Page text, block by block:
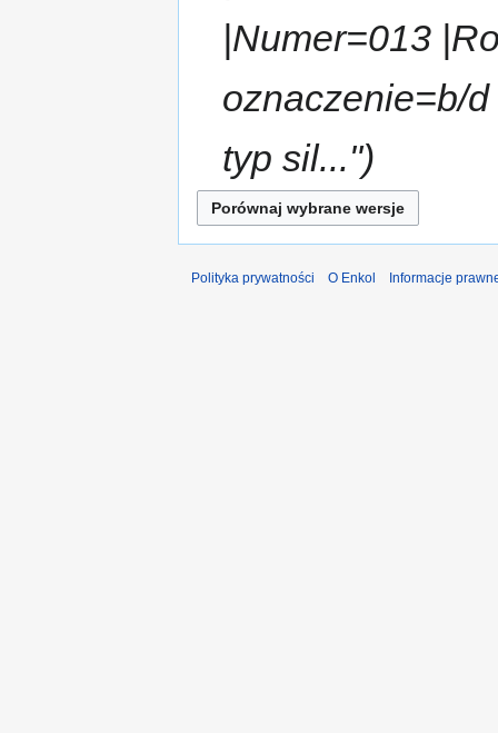
|Numer=013
oznaczenie=b/
typ sil..."
Polityka prywatności O Enkol Informacje